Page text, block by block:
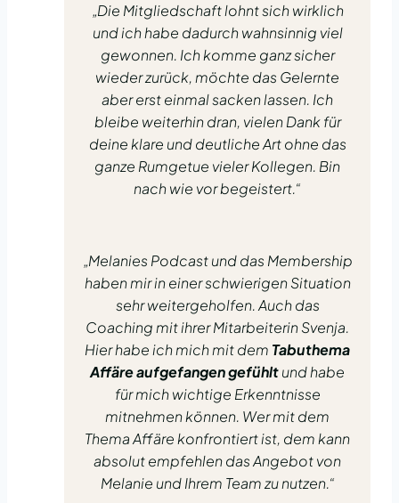
„Die Mitgliedschaft lohnt sich wirklich
und ich habe dadurch wahnsinnig viel
gewonnen. Ich komme ganz sicher
wieder zurück, möchte das Gelernte
aber erst einmal sacken lassen. Ich
bleibe weiterhin dran, vielen Dank für
deine klare und deutliche Art ohne das
ganze Rumgetue vieler Kollegen. Bin
nach wie vor begeistert.“
„Melanies Podcast und das Membership
haben mir in einer schwierigen Situation
sehr weitergeholfen. Auch das
Coaching mit ihrer Mitarbeiterin Svenja.
Hier habe ich mich mit dem Tabuthema
Affäre aufgefangen gefühltund habe
für mich wichtige Erkenntnisse
mitnehmen können. Wer mit dem
Thema Affäre konfrontiert ist, dem kann
absolut empfehlen das Angebot von
Melanie und Ihrem Team zu nutzen.“